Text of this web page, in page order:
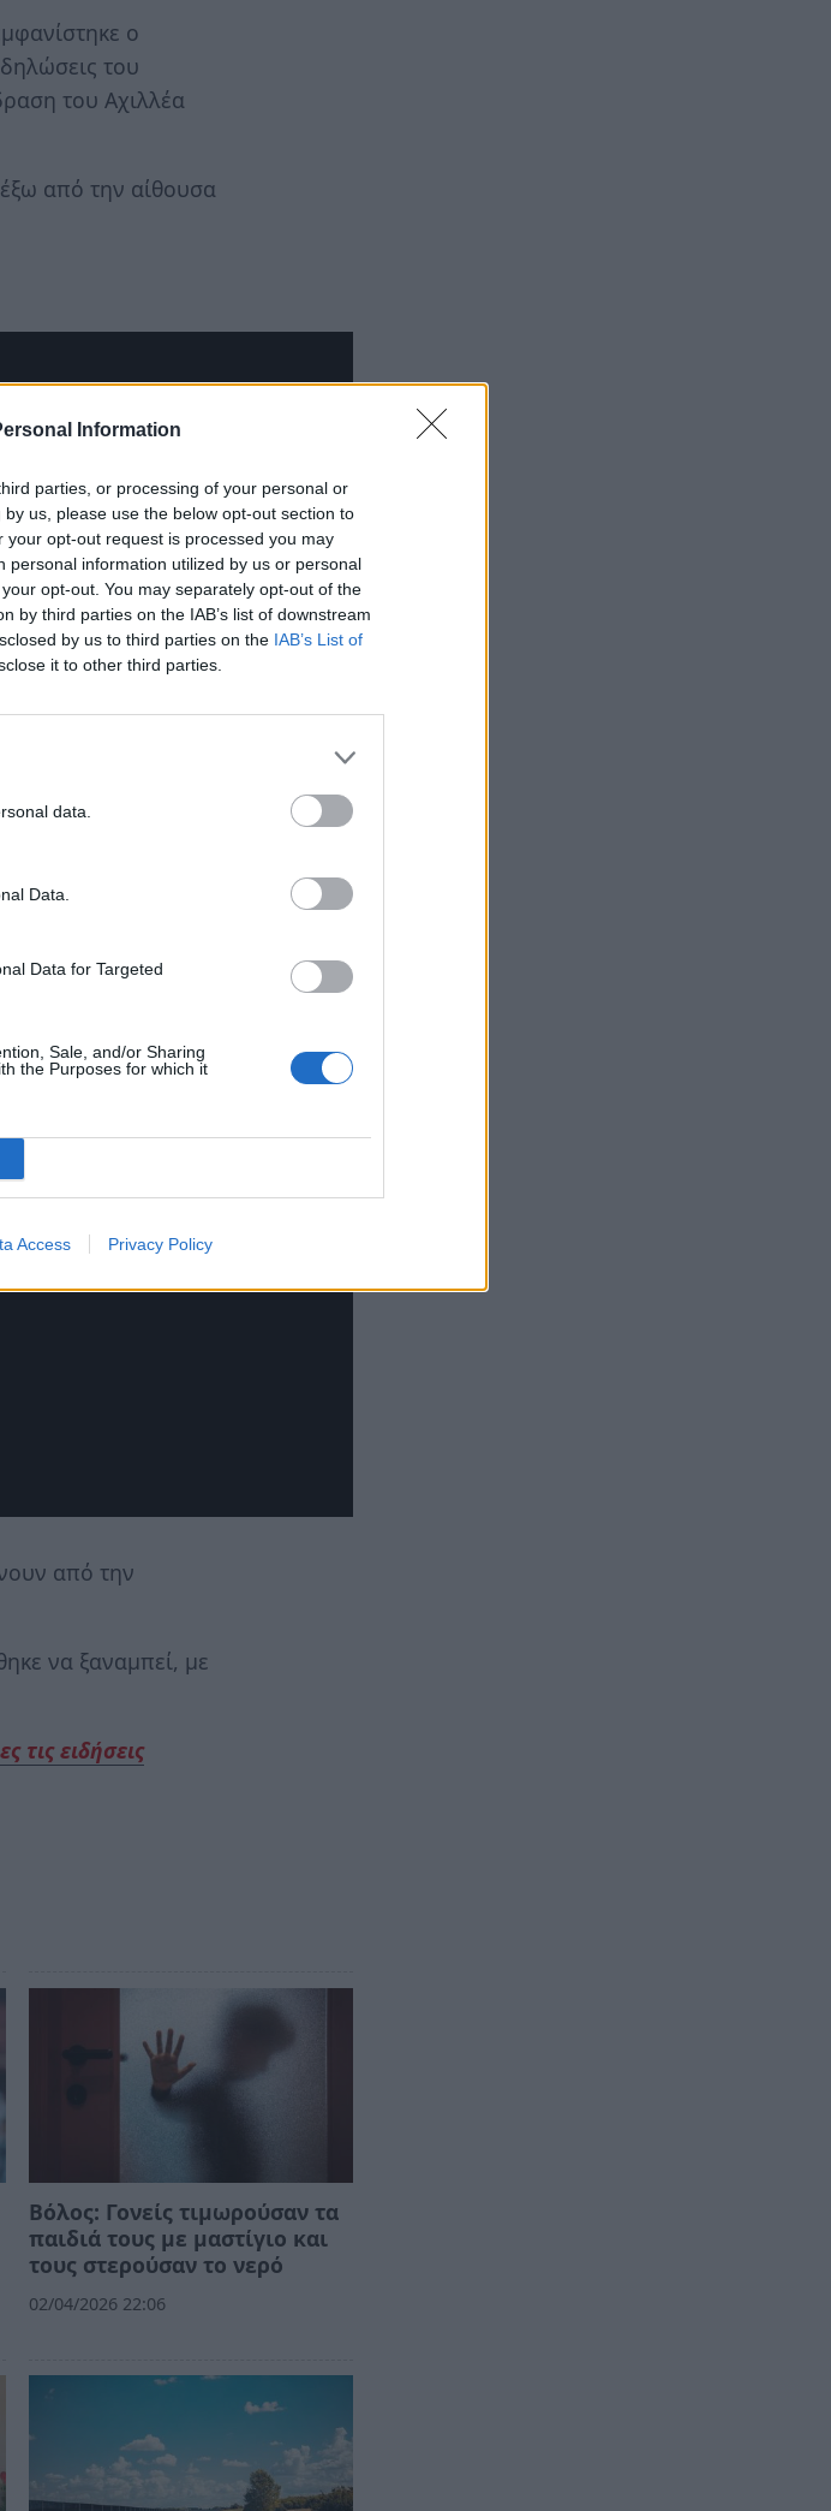
Information
parties, or processing of your personal or
us, please use the below opt-out section to
opt-out request is processed you may
information utilized by us or personal
opt-out. You may separately opt-out of the
by third parties on the IAB’s list of downstream
by us to third parties on the IAB’s List of
it to other third parties.
data.
Data.
Data for Targeted
Sale, and/or Sharing
the Purposes for which it
Access Privacy Policy
ο
του
του Αχιλλέα
από την αίθουσα
από την
να ξαναμπεί, με
τις ειδήσεις
Βόλος: Γονείς τιμωρούσαν τα
παιδιά τους με μαστίγιο και
τους στερούσαν το νερό
02/04/2026 22:06